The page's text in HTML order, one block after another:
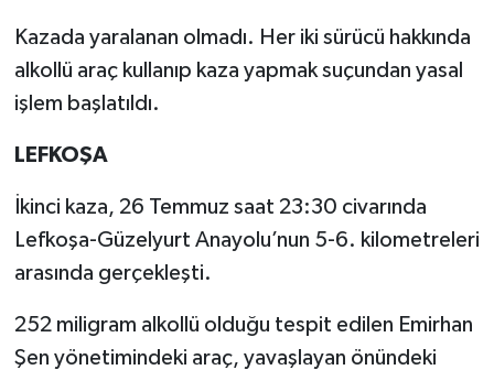
Kazada yaralanan olmadı. Her iki sürücü hakkında
alkollü araç kullanıp kaza yapmak suçundan yasal
işlem başlatıldı.
LEFKOŞA
İkinci kaza, 26 Temmuz saat 23:30 civarında
Lefkoşa-Güzelyurt Anayolu’nun 5-6. kilometreleri
arasında gerçekleşti.
252 miligram alkollü olduğu tespit edilen Emirhan
Şen yönetimindeki araç, yavaşlayan önündeki